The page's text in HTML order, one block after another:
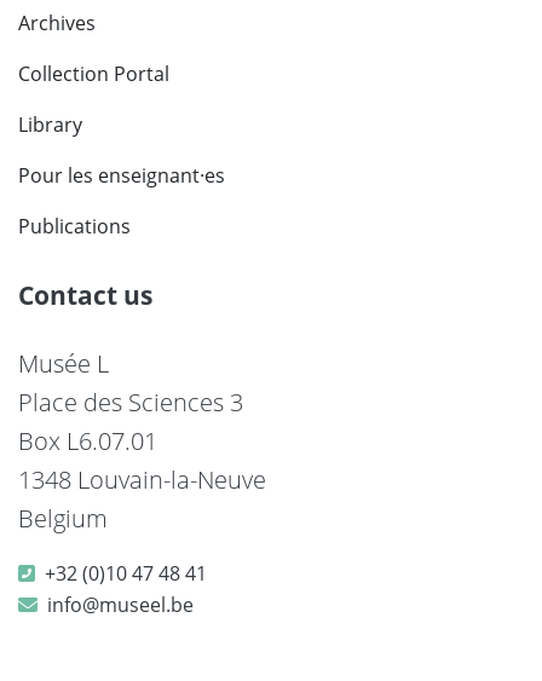
Archives
Collection Portal
Library
Pour les enseignant·es
Publications
Contact us
Musée L
Place des Sciences 3
Box L6.07.01
1348 Louvain-la-Neuve
Belgium
+32 (0)10 47 48 41
info@museel.be